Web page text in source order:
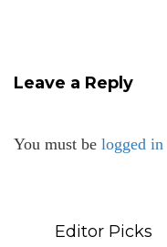
Leave a Reply
You must be logged in
Editor Picks